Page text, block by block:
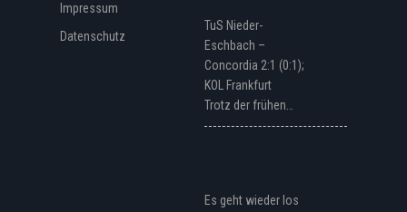
Impressum
Datenschutz
TuS Nieder-
Eschbach –
Concordia 2:1 (0:1);
KOL Frankfurt
Trotz der frühen…
Es geht wieder los